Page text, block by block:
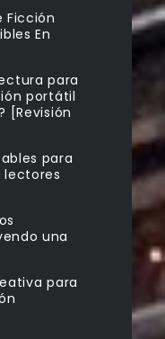
Ficción
En
para
portátil
[Revisión
para
lectores
una
para